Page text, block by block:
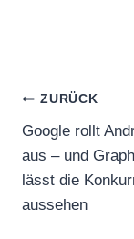
ZURÜCK
Google rollt
aus – und
lässt die
aussehen